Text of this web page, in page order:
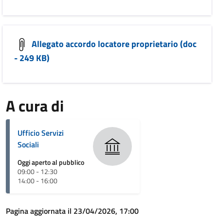
Allegato accordo locatore proprietario (doc
- 249 KB)
A cura di
Ufficio Servizi
Sociali
Oggi aperto al pubblico
09:00 - 12:30
14:00 - 16:00
Pagina aggiornata il 23/04/2026, 17:00